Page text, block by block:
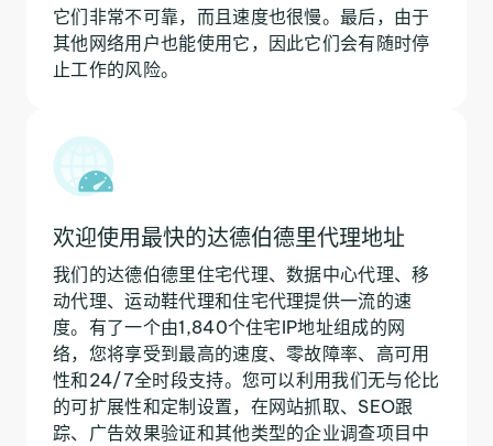
它们非常不可靠，而且速度也很慢。最后，由于
其他网络用户也能使用它，因此它们会有随时停
止工作的风险。
欢迎使用最快的达德伯德里代理地址
我们的达德伯德里住宅代理、数据中心代理、移
动代理、运动鞋代理和住宅代理提供一流的速
度。有了一个由1,840个住宅IP地址组成的网
络，您将享受到最高的速度、零故障率、高可用
性和24/7全时段支持。您可以利用我们无与伦比
的可扩展性和定制设置，在网站抓取、SEO跟
踪、广告效果验证和其他类型的企业调查项目中